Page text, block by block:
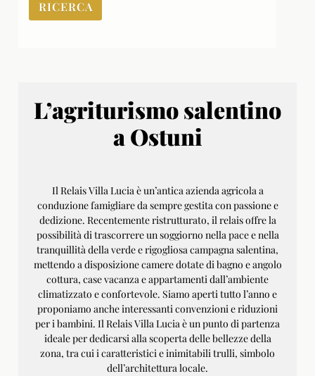
L’agriturismo salentino
a Ostuni
Il Relais Villa Lucia è un’antica azienda agricola a
conduzione famigliare da sempre gestita con passione e
dedizione. Recentemente ristrutturato, il relais offre la
possibilità di trascorrere un soggiorno nella pace e nella
tranquillità della verde e rigogliosa campagna salentina,
mettendo a disposizione camere dotate di bagno e angolo
cottura, case vacanza e appartamenti dall’ambiente
climatizzato e confortevole. Siamo aperti tutto l’anno e
proponiamo anche interessanti convenzioni e riduzioni
per i bambini. Il Relais Villa Lucia è un punto di partenza
ideale per dedicarsi alla scoperta delle bellezze della
zona, tra cui i caratteristici e inimitabili trulli, simbolo
dell’architettura locale.